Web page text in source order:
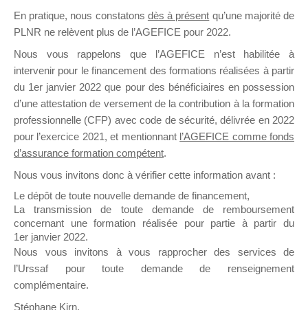
il y a un mois
Ce groupe est destiné aux Organismes de
Formation qui souhaitent répondre à l’Appel à
Propositions Mallette du Dirigeant.
Ce groupe propose un forum dédié au support
sur lequel il est possible de laisser un message
ou poser une question.
NB : Il est nécessaire d’être
pouvoir rejoindre ce groupe
En pratique, nous constatons dès à présent qu’une majorité de
PLNR ne relèvent plus de l’AGEFICE pour 2022.
Nous vous rappelons que l’AGEFICE n’est habilitée à
intervenir pour le financement des formations réalisées à partir
du 1er janvier 2022 que pour des bénéficiaires en possession
d’une attestation de versement de la contribution à la formation
professionnelle (CFP) avec code de sécurité, délivrée en 2022
pour l’exercice 2021, et mentionnant l’AGEFICE comme fonds
d’assurance formation compétent.
Nous vous invitons donc à vérifier cette information avant :
Le dépôt de toute nouvelle demande de financement,
La transmission de toute demande de remboursement
concernant une formation réalisée pour partie à partir du
1er janvier 2022.
Nous vous invitons à vous rapprocher des services de
l’Urssaf pour toute demande de renseignement
complémentaire.
Stéphane Kirn,